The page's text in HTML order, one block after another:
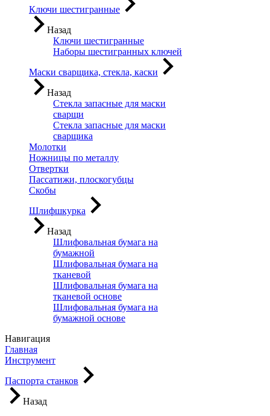
Ключи шестигранные
Назад
Ключи шестигранные
Наборы шестигранных ключей
Маски сварщика, стекла, каски
Назад
Стекла запасные для маски
сварщи
Стекла запасные для маски
сварщика
Молотки
Ножницы по металлу
Отвертки
Пассатижи, плоскогубцы
Скобы
Шлифшкурка
Назад
Шлифовальная бумага на
бумажной
Шлифовальная бумага на
тканевой
Шлифовальная бумага на
тканевой основе
Шлифовальная бумага на
бумажной основе
Навигация
Главная
Инструмент
Паспорта станков
Назад